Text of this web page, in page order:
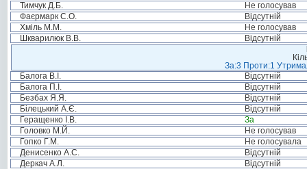
Тимчук Д.Б.
Не голосував
Фаєрмарк С.О.
Відсутній
Хміль М.М.
Не голосував
Шкварилюк В.В.
Відсутній
За:3 Проти:1
Балога В.І.
Відсутній
Балога П.І.
Відсутній
Безбах Я.Я.
Відсутній
Білецький А.Є.
Відсутній
Геращенко І.В.
За
Головко М.Й.
Не голосував
Гопко Г.М.
Не голосувала
Денисенко А.С.
Відсутній
Деркач А.Л.
Відсутній